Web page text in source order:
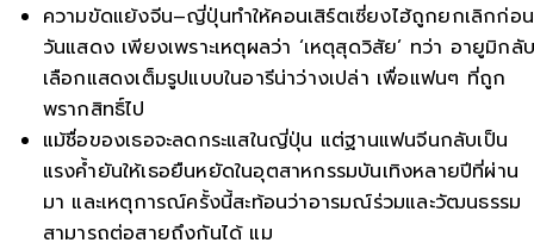
ความขัดแย้งจีน–ญี่ปุ่นทำให้คอนเสิร์ตเซี่ยงไฮ้ถูกยกเลิกก่อน
วันแสดง เพียงเพราะเหตุผลว่า ‘เหตุสุดวิสัย’ ทว่า อายูมิกลั
เลือกแสดงเต็มรูปแบบในอารีน่าว่างเปล่า เพื่อแฟนๆ ที่ถูก
พรากสิทธิ์ไป
แม้ชื่อของเธอจะลดกระแสในญี่ปุ่น แต่ฐานแฟนจีนกลับเป็น
แรงค้ำยันให้เธอยืนหยัดในอุตสาหกรรมบันเทิงหลายปีที่ผ่าน
มา และเหตุการณ์ครั้งนี้สะท้อนว่าอารมณ์ร่วมและวัฒนธรรม
สามารถต่อสายถึงกันได้ แม้เส้นแบ่งรัฐชาติจะคมแหลมเพียง